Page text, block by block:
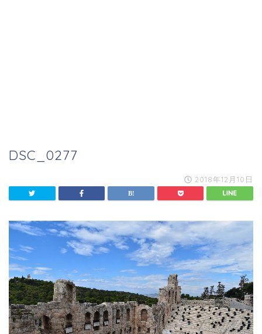
DSC_0277
2018年12月10日